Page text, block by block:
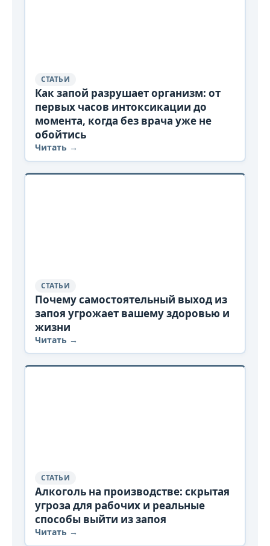
СТАТЬИ
Как запой разрушает организм: от
первых часов интоксикации до
момента, когда без врача уже не
обойтись
Читать →
СТАТЬИ
Почему самостоятельный выход из
запоя угрожает вашему здоровью и
жизни
Читать →
СТАТЬИ
Алкоголь на производстве: скрытая
угроза для рабочих и реальные
способы выйти из запоя
Читать →